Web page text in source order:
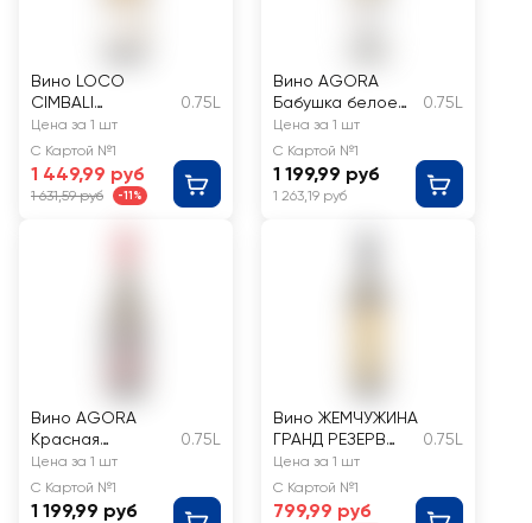
Вино LOCO
CIMBALI
Российское Пино
Блан белое
сухое
0.75L
Цена за 1 шт
С Картой №1
1 449,99 руб
1 631,59 руб -11%
Вино AGORA
Бабушка белое
сухое
0.75L
Цена за 1 шт
С Картой №1
1 199,99 руб
1 263,19 руб
Вино AGORA
Красная
Шапочка
красное сухое
0.75L
Цена за 1 шт
С Картой №1
1 199,99 руб
Вино ЖЕМЧУЖИНА
ГРАНД РЕЗЕРВ
марочное белое
сухое
0.75L
Цена за 1 шт
С Картой №1
799,99 руб